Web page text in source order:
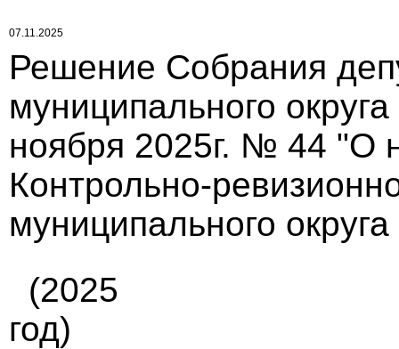
07.11.2025
Решение Собрания
муниципального
ноября 2025г. № 44 "О
Контрольно-
муниципального
(2025
год)